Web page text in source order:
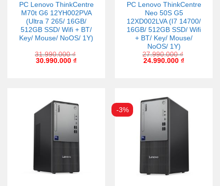
PC Lenovo ThinkCentre
M70t G6 12YH002PVA
(Ultra 7 265/ 16GB/
512GB SSD/ Wifi + BT/
Key/ Mouse/ NoOS/ 1Y)
31.990.000₫
30.990.000 ₫
PC Lenovo ThinkCentre
Neo 50S G5
12XD002LVA (I7 14700/
16GB/ 512GB SSD/ Wifi
+ BT/ Key/ Mouse/
NoOS/ 1Y)
27.990.000₫
24.990.000 ₫
-3%